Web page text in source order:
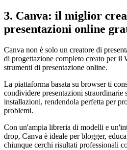
3. Canva: il miglior
presentazioni online
Canva non è solo un creatore di
di progettazione completo creato per il
strumenti di presentazione online.
La piattaforma basata su browser ti
condividere presentazioni straordinarie
installazioni, rendendola perfetta per
problemi.
Con un'ampia libreria di modelli e
drop, Canva è ideale per blogger,
chiunque cerchi risultati professionali